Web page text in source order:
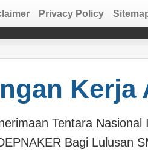
Privacy Policy
Kerja
Tentara
Bagi Lulusan